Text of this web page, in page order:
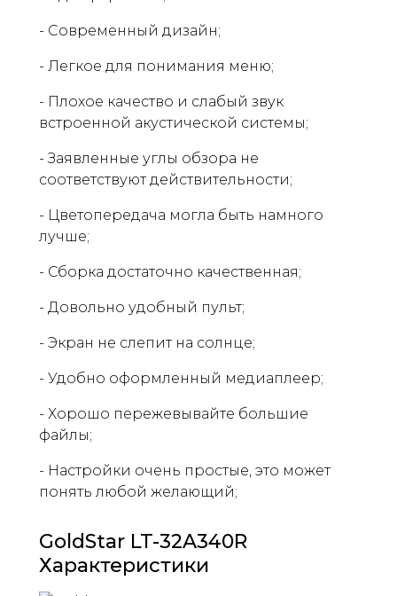
- Современный дизайн;
- Легкое для понимания меню;
- Плохое качество и слабый звук
встроенной акустической системы;
- Заявленные углы обзора не
соответствуют действительности;
- Цветопередача могла быть намного
лучше;
- Сборка достаточно качественная;
- Довольно удобный пульт;
- Экран не слепит на солнце;
- Удобно оформленный медиаплеер;
- Хорошо пережевывайте большие
файлы;
- Настройки очень простые, это может
понять любой желающий;
GoldStar LT-32A340R
Характеристики